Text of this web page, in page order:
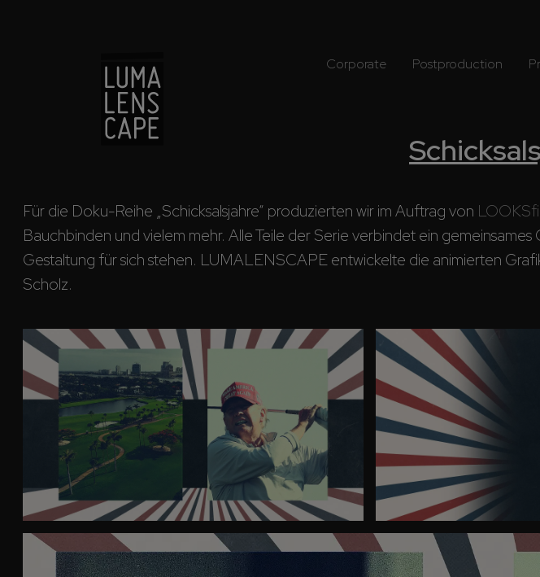
Corporate Postproduction
Für die Doku-Reihe „Schicksalsjahre“ produzierten wir im Auftrag von
Bauchbinden und vielem mehr. Alle Teile der Serie verbindet ein
Gestaltung für sich stehen. LUMALENSCAPE entwickelte die animierten
Scholz.